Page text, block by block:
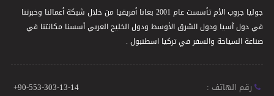
جوليا جروب الأم تأسست عام 2001 بغانا أفريقيا من خلال شبكة أعمالنا وخبرتنا
في دول آسيا ودول الشرق الأوسط ودول الخليج العربي أسسنا مكانتنا في
صناعة السياحة والسفر في تركيا اسطنبول .
رقم الهاتف :
+90-553-303-13-14